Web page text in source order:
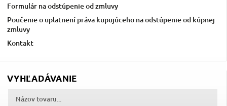
Formulár na odstúpenie od zmluvy
Poučenie o uplatnení práva kupujúceho na odstúpenie od kúpnej
zmluvy
Kontakt
VYHĽADÁVANIE